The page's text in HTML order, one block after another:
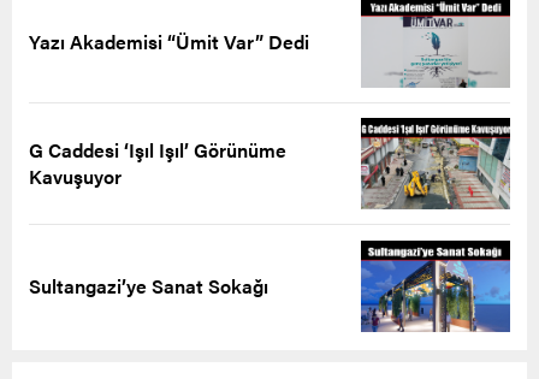
Yazı Akademisi “Ümit Var” Dedi
G Caddesi ‘Işıl Işıl’ Görünüme
Kavuşuyor
Sultangazi’ye Sanat Sokağı